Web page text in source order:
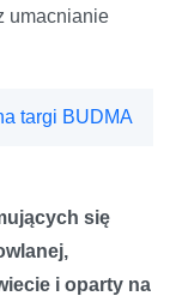
umacnianie
targi BUDMA
się
i oparty na